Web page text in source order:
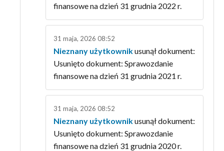
finansowe na dzień 31 grudnia 2022 r.
31 maja, 2026 08:52
Nieznany użytkownikusunął dokument:
Usunięto dokument: Sprawozdanie
finansowe na dzień 31 grudnia 2021 r.
31 maja, 2026 08:52
Nieznany użytkownikusunął dokument:
Usunięto dokument: Sprawozdanie
finansowe na dzień 31 grudnia 2020 r.